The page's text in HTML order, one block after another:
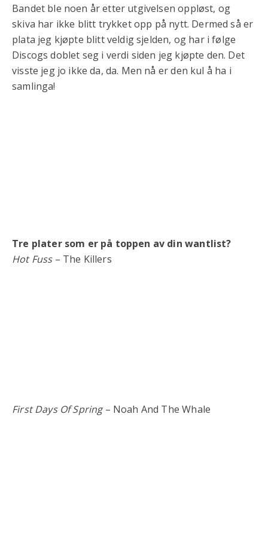
Bandet ble noen år etter utgivelsen oppløst, og
skiva har ikke blitt trykket opp på nytt. Dermed så er
plata jeg kjøpte blitt veldig sjelden, og har i følge
Discogs doblet seg i verdi siden jeg kjøpte den. Det
visste jeg jo ikke da, da. Men nå er den kul å ha i
samlinga!
Tre plater som er på toppen av din wantlist?
Hot Fuss– The Killers
First Days Of Spring– Noah And The Whale